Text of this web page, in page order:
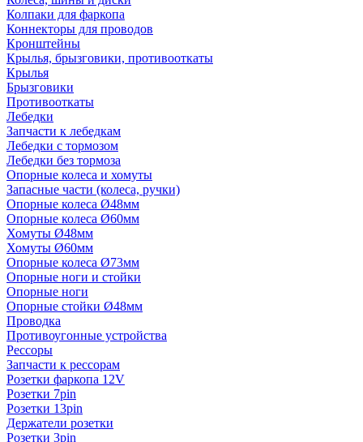
Колпаки для фаркопа
Коннекторы для проводов
Кронштейны
Крылья, брызговики, противооткаты
Крылья
Брызговики
Противооткаты
Лебедки
Запчасти к лебедкам
Лебедки с тормозом
Лебедки без тормоза
Опорные колеса и хомуты
Запасные части (колеса, ручки)
Опорные колеса Ø48мм
Опорные колеса Ø60мм
Хомуты Ø48мм
Хомуты Ø60мм
Опорные колеса Ø73мм
Опорные ноги и стойки
Опорные ноги
Опорные стойки Ø48мм
Проводка
Противоугонные устройства
Рессоры
Запчасти к рессорам
Розетки фаркопа 12V
Розетки 7pin
Розетки 13pin
Держатели розетки
Розетки 3pin